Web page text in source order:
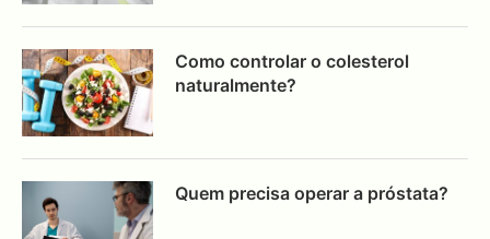
Como controlar o colesterol
naturalmente?
Quem precisa operar a próstata?